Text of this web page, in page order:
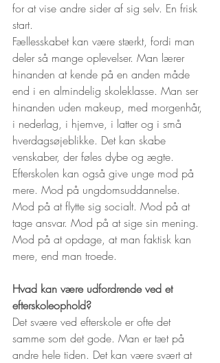
for at vise andre sider af sig selv. En frisk
start.
Fællesskabet kan være stærkt, fordi man
deler så mange oplevelser. Man lærer
hinanden at kende på en anden måde
end i en almindelig skoleklasse. Man ser
hinanden uden makeup, med morgenhår,
i nederlag, i hjemve, i latter og i små
hverdagsøjeblikke. Det kan skabe
venskaber, der føles dybe og ægte.
Efterskolen kan også give unge mod på
mere. Mod på ungdomsuddannelse.
Mod på at flytte sig socialt. Mod på at
tage ansvar. Mod på at sige sin mening.
Mod på at opdage, at man faktisk kan
mere, end man troede.
Hvad kan være udfordrende ved et
efterskoleophold?
Det svære ved efterskole er ofte det
samme som det gode. Man er tæt på
andre hele tiden. Det kan være svært at